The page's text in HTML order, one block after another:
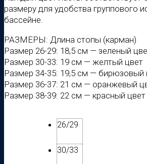
размеру для удобства группового
бассейне.
РАЗМЕРЫ: Длина стопы (карман)
Размер 26-29: 18,5 см — зеленый
Размер 30-33: 19 см — желтый цвет
Размер 34-35: 19,5 см — бирюзовый
Размер 36-37: 21 см — оранжевый
Размер 38-39: 22 см — красный цвет
26/29
30/33